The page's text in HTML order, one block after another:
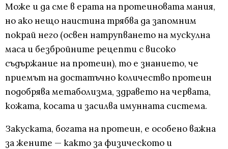
Може и да сме в ерата на протеиновата мания,
но ако нещо наистина трябва да запомним
покрай него (освен натрупването на мускулна
маса и безбройните рецепти с високо
съдържание на протеин), то е знанието, че
приемът на достатъчно количество протеин
подобрява метаболизма, здравето на червата,
кожата, косата и засилва имунната система.
Закуската, богата на протеин, е особено важна
за жените — както за физическото и